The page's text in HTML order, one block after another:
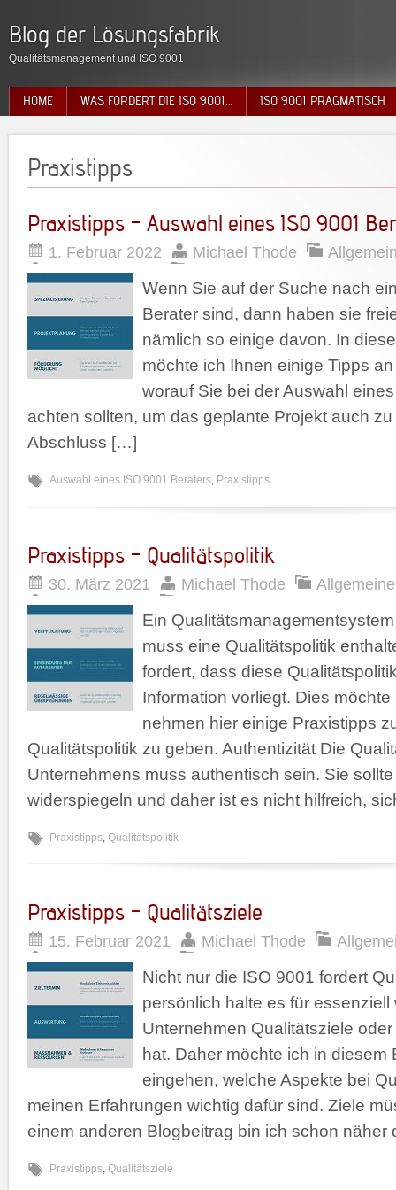
Blog der Lösungsfabrik
Qualitätsmanagement und ISO 9001
HOME WAS FORDERT DIE ISO 9001… ISO 9001 PRAGMATISCH
Praxistipps
Praxistipps – Auswahl eines ISO 9001
1. Februar 2022 Michael Thode
Wenn Sie auf der Suche nach
Berater sind, dann haben sie
nämlich so einige davon. In
möchte ich Ihnen einige Tipps
worauf Sie bei der Auswahl
achten sollten, um das geplante Projekt auch
Abschluss […]
Auswahl eines ISO 9001 Beraters, Praxistipps
Praxistipps – Qualitätspolitik
30. März 2021 Michael Thode
Ein
muss eine Qualitätspolitik
fordert, dass diese
Information vorliegt. Dies
nehmen hier einige Praxistipps
Qualitätspolitik zu geben. Authentizität Die
Unternehmens muss authentisch sein. Sie
widerspiegeln und daher ist es nicht hilfreich,
Praxistipps Qualitätspolitik
Praxistipps – Qualitätsziele
15. Februar 2021 Michael Thode
Nicht nur die ISO 9001 fordert
persönlich halte es für
Unternehmen Qualitätsziele
hat. Daher möchte ich in diesem
eingehen, welche Aspekte bei
meinen Erfahrungen wichtig dafür sind. Ziele
einem anderen Blogbeitrag bin ich schon
Praxistipps, Qualitätsziele